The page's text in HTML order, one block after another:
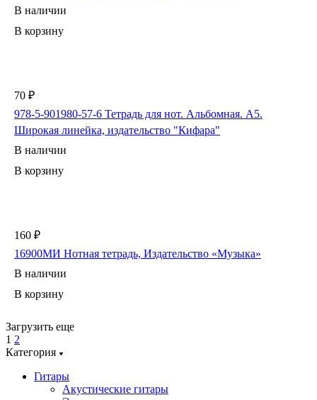
В наличии
В корзину
70 ₽
978-5-901980-57-6 Тетрадь для нот. Альбомная. А5.
Широкая линейка, издательство "Кифара"
В наличии
В корзину
160 ₽
16900МИ Нотная тетрадь, Издательство «Музыка»
В наличии
В корзину
Загрузить еще
1 2
Категория
Гитары
Акустические гитары